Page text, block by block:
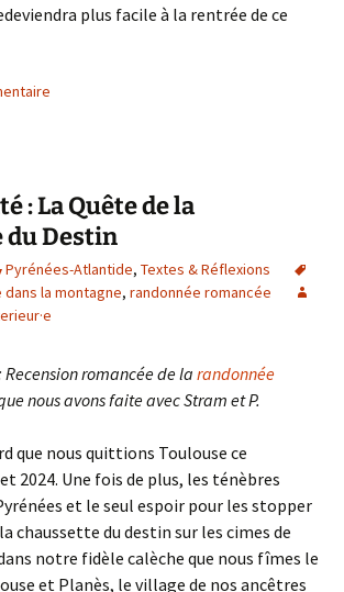
plus facile à la rentrée de ce
: La Quête de la
du Destin
Pyrénées-Atlantide, Textes & Réflexions
dans la montagne, randonnée romancée
romancée de la randonnée
nous avons faite avec Stram et P.
que nous quittions Toulouse ce
2024. Une fois de plus, les ténèbres
et le seul espoir pour les stopper
chaussette du destin sur les cimes de
notre fidèle calèche que nous fîmes le
et Planès, le village de nos ancêtres